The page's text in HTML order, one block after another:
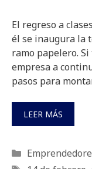
El regreso a
él se inaugura la
ramo papelero.
empresa a
pasos para
LEER MÁS
Categorías